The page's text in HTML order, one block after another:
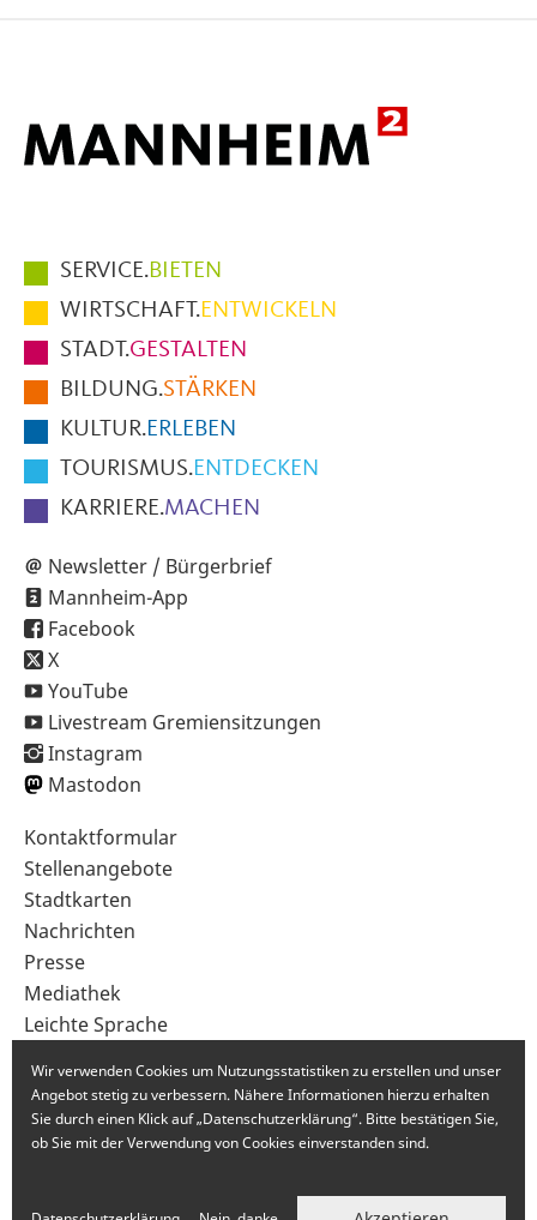
Hauptmenüpunkte
im
Fußbereich
der
Seite
SERVICE.BIETEN
WIRTSCHAFT.ENTWICKELN
STADT.GESTALTEN
BILDUNG.STÄRKEN
KULTUR.ERLEBEN
TOURISMUS.ENTDECKEN
KARRIERE.MACHEN
Newsletter / Bürgerbrief
Mannheim-App
Facebook
X
YouTube
Livestream Gremiensitzungen
Instagram
Mastodon
Sekundärnavigation
im
Fußbereich
Kontaktformular
Stellenangebote
Stadtkarten
Nachrichten
Presse
Mediathek
Leichte Sprache
Wir verwenden Cookies um Nutzungsstatistiken zu erstellen und unser
Angebot stetig zu verbessern. Nähere Informationen hierzu erhalten
Sie durch einen Klick auf „Datenschutzerklärung“. Bitte bestätigen Sie,
ob Sie mit der Verwendung von Cookies einverstanden sind.